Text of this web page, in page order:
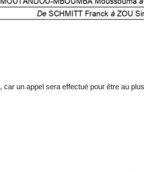
un appel sera effectué pour être au